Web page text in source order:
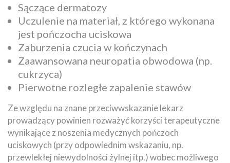
Sączące dermatozy
Uczulenie na materiał, z którego wykonana
jest pończocha uciskowa
Zaburzenia czucia w kończynach
Zaawansowana neuropatia obwodowa (np.
cukrzyca)
Pierwotne rozległe zapalenie stawów
Ze względu na znane przeciwwskazanie lekarz
prowadzący powinien rozważyć korzyści terapeutyczne
wynikające z noszenia medycznych pończoch
uciskowych (przy odpowiednim wskazaniu, np.
przewlekłej niewydolności żylnej itp.) wobec możliwego